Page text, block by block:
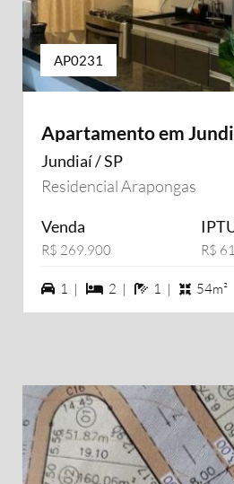
AP0231
Apartamento em
Jundiaí / SP
Residencial Arapongas
Venda
R$ 269.900 R$ 61
1 vagas na garagem
1 | 2 dormiórios
2 | 1 banheiros
1 | 54m²